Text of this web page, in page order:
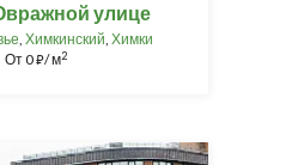
улице
, Химкинский, Химки
От0⃏/ м2